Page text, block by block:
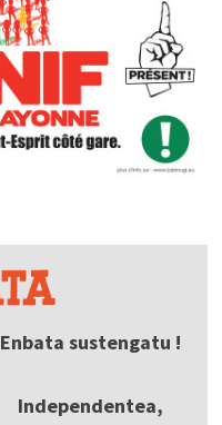
Enbata sustengatu !
Independentea,